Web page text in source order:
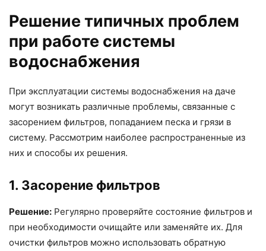
Решение типичных проблем
при работе системы
водоснабжения
При эксплуатации системы водоснабжения на даче
могут возникать различные проблемы, связанные с
засорением фильтров, попаданием песка и грязи в
систему. Рассмотрим наиболее распространенные из
них и способы их решения.
1. Засорение фильтров
Решение: Регулярно проверяйте состояние фильтров и
при необходимости очищайте или заменяйте их. Для
очистки фильтров можно использовать обратную